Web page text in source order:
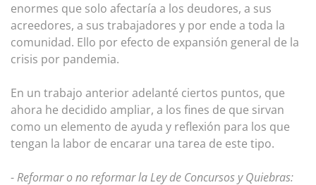
enormes que solo afectaría a los deudores, a sus
acreedores, a sus trabajadores y por ende a toda la
comunidad. Ello por efecto de expansión general de la
crisis por pandemia.
En un trabajo anterior adelanté ciertos puntos, que
ahora he decidido ampliar, a los fines de que sirvan
como un elemento de ayuda y reflexión para los que
tengan la labor de encarar una tarea de este tipo.
-Reformar o no reformar la Ley de Concursos y Quiebras: